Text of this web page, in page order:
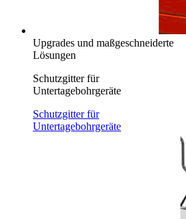
Upgrades und maßgeschneiderte
Lösungen
Schutzgitter für
Untertagebohrgeräte
Schutzgitter für
Untertagebohrgeräte